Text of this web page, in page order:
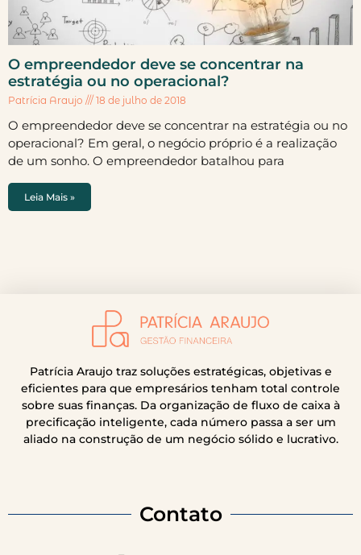
O empreendedor deve se concentrar na
estratégia ou no operacional?
Patrícia Araujo 18 de julho de 2018
O empreendedor deve se concentrar na estratégia ou no
operacional? Em geral, o negócio próprio é a realização
de um sonho. O empreendedor batalhou para
Leia Mais »
Patrícia Araujo traz soluções estratégicas, objetivas e
eficientes para que empresários tenham total controle
sobre suas finanças. Da organização de fluxo de caixa à
precificação inteligente, cada número passa a ser um
aliado na construção de um negócio sólido e lucrativo.
Contato